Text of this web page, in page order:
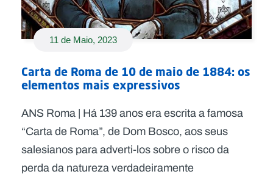
11 de Maio, 2023
Carta de Roma de 10 de maio de 1884: os
elementos mais expressivos
ANS Roma | Há 139 anos era escrita a famosa
“Carta de Roma”, de Dom Bosco, aos seus
salesianos para adverti-los sobre o risco da
perda da natureza verdadeiramente